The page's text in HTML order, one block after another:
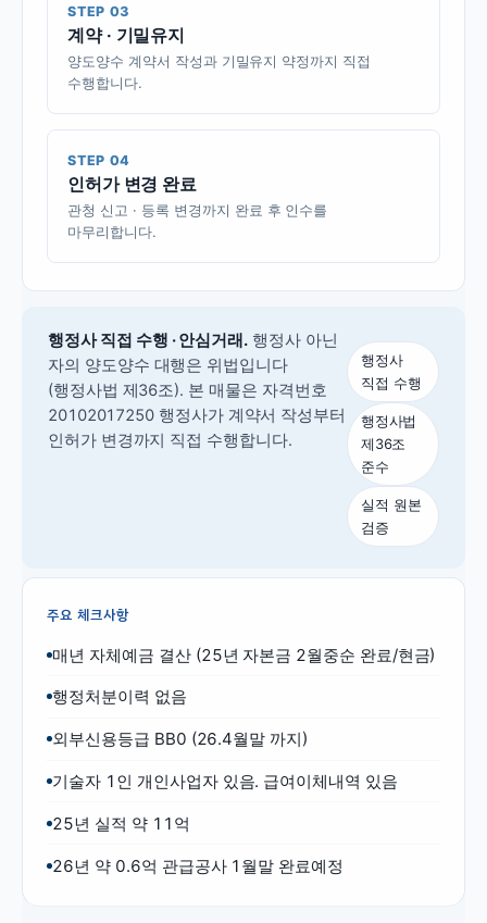
STEP 03
계약 · 기밀유지
양도양수 계약서 작성과 기밀유지 약정까지 직접
수행합니다.
STEP 04
인허가 변경 완료
관청 신고 · 등록 변경까지 완료 후 인수를
마무리합니다.
행정사 직접 수행 · 안심거래. 행정사 아닌
자의 양도양수 대행은 위법입니다
(행정사법 제36조). 본 매물은 자격번호
20102017250 행정사가 계약서 작성부터
인허가 변경까지 직접 수행합니다.
행정사
직접 수행
행정사법
제36조
준수
실적 원본
검증
주요 체크사항
매년 자체예금 결산 (25년 자본금 2월중순 완료/현금)
행정처분이력 없음
외부신용등급 BB0 (26.4월말 까지)
기술자 1인 개인사업자 있음. 급여이체내역 있음
25년 실적 약 11억
26년 약 0.6억 관급공사 1월말 완료예정